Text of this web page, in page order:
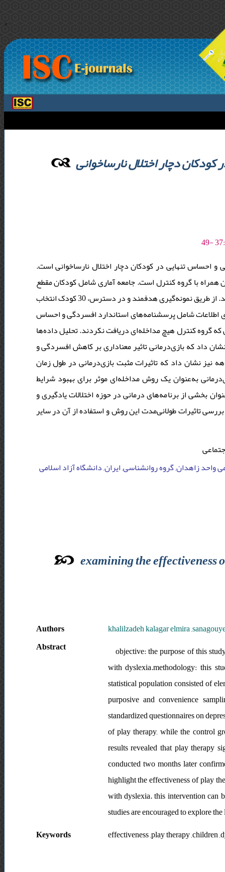
>
دچار اختلال نارساخوانی
تنهایی در کودکان دچار اختلال نارساخوانی است.
با گروه کنترل است. جامعه آماری شامل کودکان مقطع
ابتدایی دچار اختلال نارساخوانی در نیمه اول سال تحصیلی 1400-1401 می‌باشد. از طریق نمونه‌گیری هدفمند و در دسترس، 30 کودک انتخاب
اطلاعات شامل پرسشنامه‌های استاندارد افسردگی و احساس
کردند، در حالی که گروه کنترل هیچ مداخله‌ای دریافت نکردند. تحلیل داده‌ها
داد که بازی‌درمانی تاثیر معناداری بر کاهش افسردگی و
نیز نشان داد که تاثیرات مثبت بازی‌درمانی در طول زمان
به‌عنوان یک روش مداخله‌ای موثر برای بهبود شرایط
بخشی از برنامه‌های درمانی در حوزه اختلالات یادگیری و
تاثیرات طولانی‌مدت این روش و استفاده از آن در سایر
واحد زاهدان, گروه روانشناسی, ایران, دانشگاه آزاد اسلامی
examining the effectiveness
Authors
khalilzadeh kalagar elmira
Abstract
objective: the purpose of this
with dyslexia.methodology: this
statistical population consisted of
purposive and convenience
standardized questionnaires on
of play therapy, while the control
results revealed that play therapy
conducted two months later
highlight the effectiveness of play
with dyslexia. this intervention can
studies are encouraged to explore
Keywords
effectiveness ,play therapy ,children